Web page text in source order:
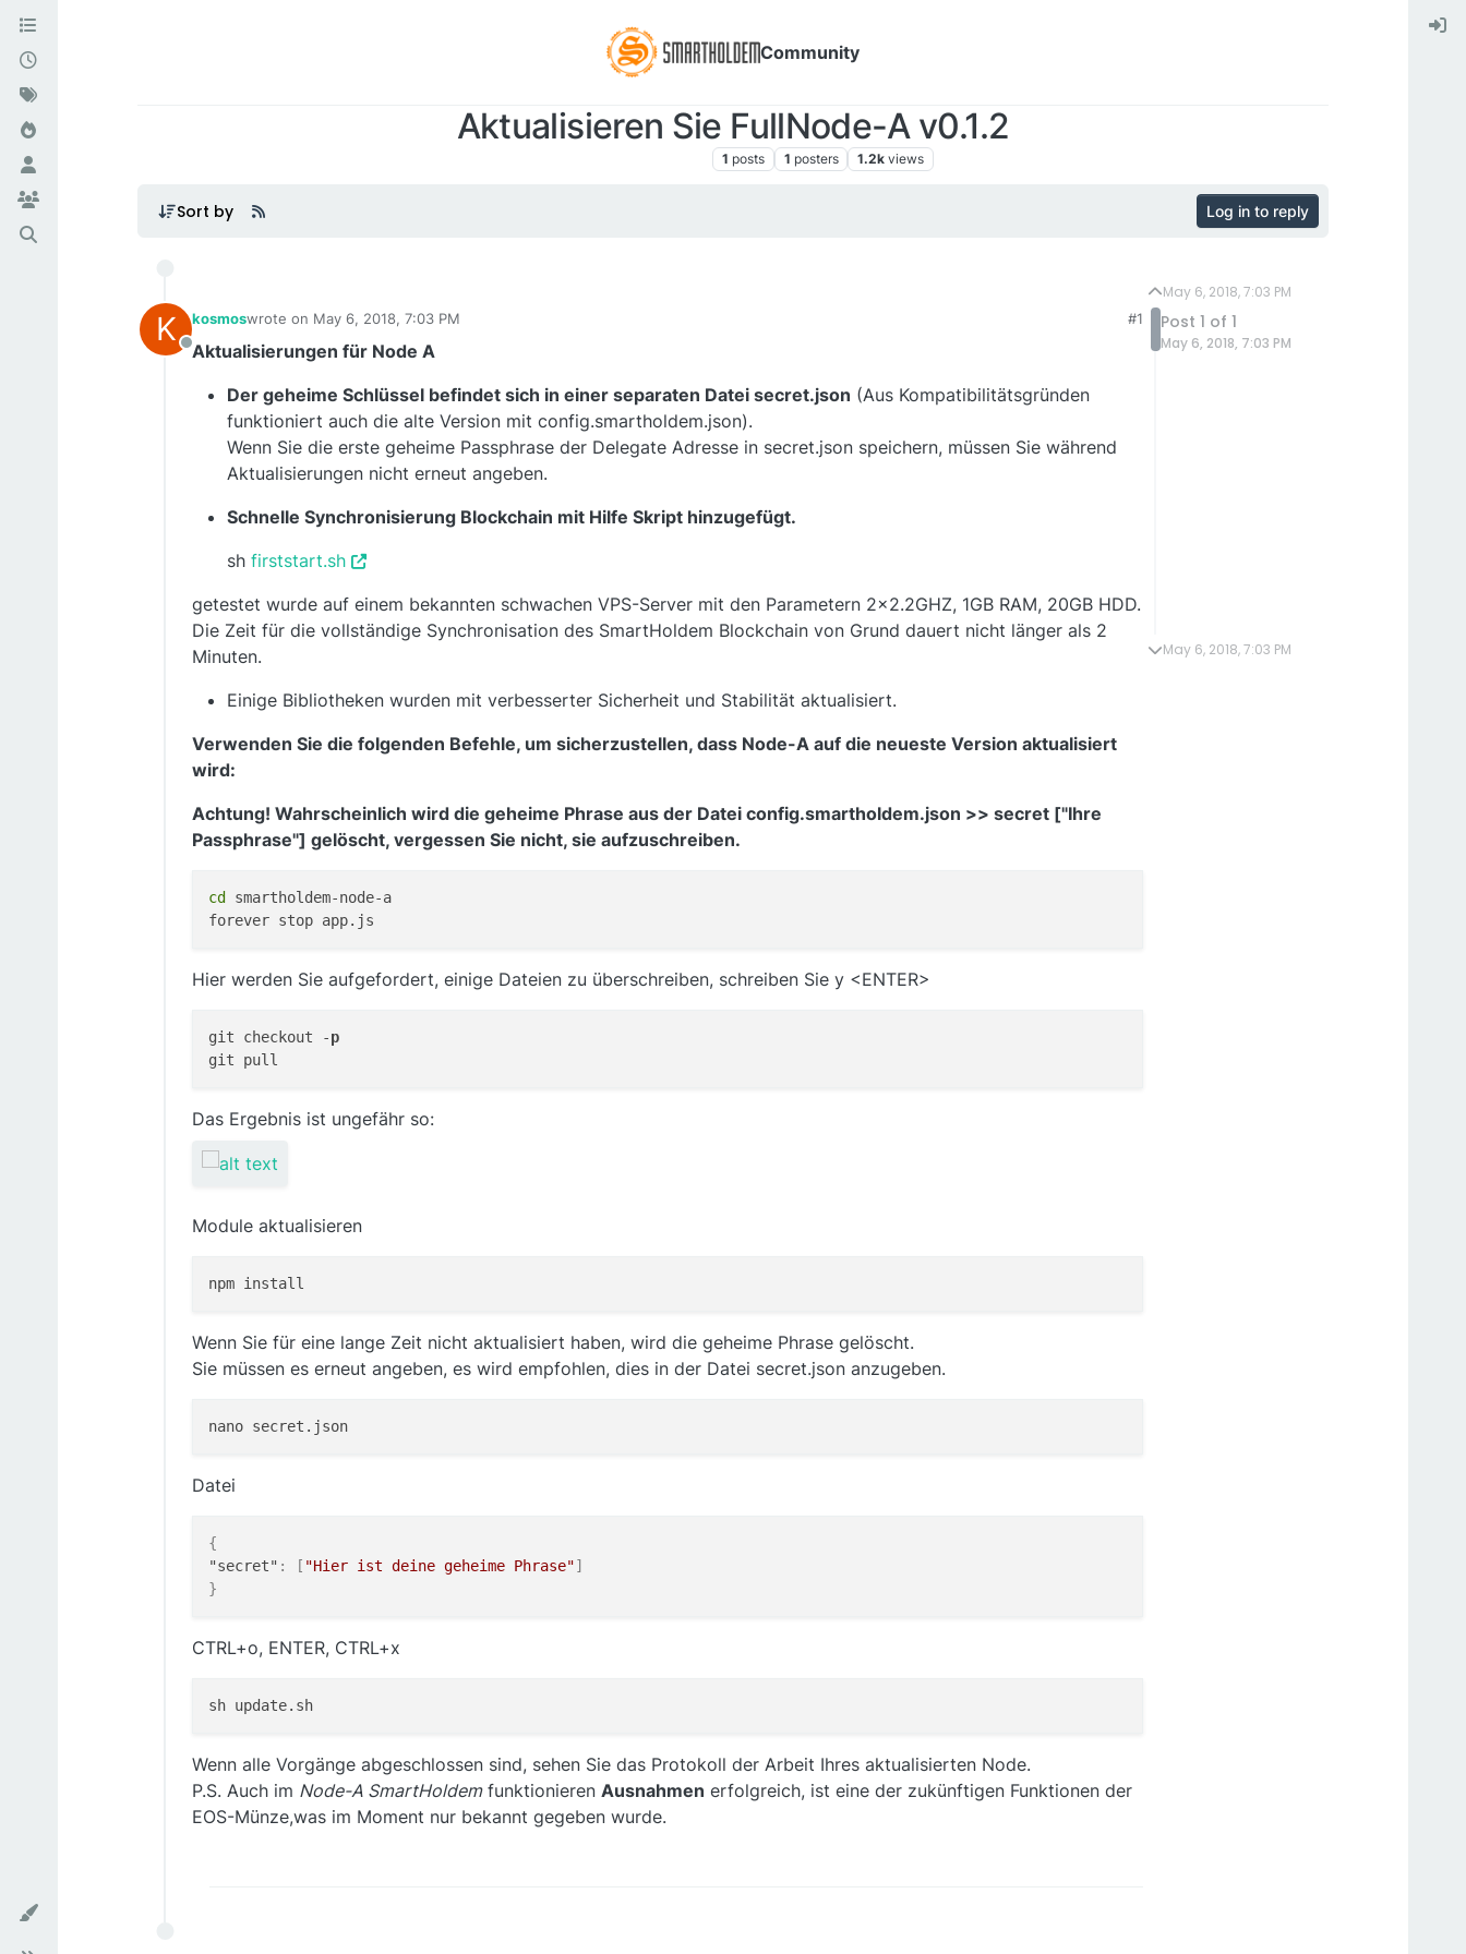
Community
Aktualisieren Sie FullNode-A v0.1.2
1 posts 1 posters 1.2k views
Sort by Log in to reply
K
Offline
kosmoswrote on May 6, 2018, 7:03 PM
last edited by
#1
Aktualisierungen für Node A
Der geheime Schlüssel befindet sich in einer separaten Datei secret.json (Aus Kompatibilitätsgründen
funktioniert auch die alte Version mit config.smartholdem.json).
Wenn Sie die erste geheime Passphrase der Delegate Adresse in secret.json speichern, müssen Sie während
Aktualisierungen nicht erneut angeben.
Schnelle Synchronisierung Blockchain mit Hilfe Skript hinzugefügt.
sh firststart.sh
getestet wurde auf einem bekannten schwachen VPS-Server mit den Parametern 2x2.2GHZ, 1GB RAM, 20GB HDD.
Die Zeit für die vollständige Synchronisation des SmartHoldem Blockchain von Grund dauert nicht länger als 2
Minuten.
Einige Bibliotheken wurden mit verbesserter Sicherheit und Stabilität aktualisiert.
Verwenden Sie die folgenden Befehle, um sicherzustellen, dass Node-A auf die neueste Version aktualisiert
wird:
Achtung! Wahrscheinlich wird die geheime Phrase aus der Datei config.smartholdem.json >> secret ["Ihre
Passphrase"] gelöscht, vergessen Sie nicht, sie aufzuschreiben.
cd
smartholdem-node-a
Hier werden Sie aufgefordert, einige Dateien zu überschreiben, schreiben Sie y <ENTER>
git checkout -p
Das Ergebnis ist ungefähr so:
Module aktualisieren
Wenn Sie für eine lange Zeit nicht aktualisiert haben, wird die geheime Phrase gelöscht.
Sie müssen es erneut angeben, es wird empfohlen, dies in der Datei secret.json anzugeben.
Datei
{
"secret" : [ "Hier ist deine geheime Phrase"]
}
CTRL+o, ENTER, CTRL+x
Wenn alle Vorgänge abgeschlossen sind, sehen Sie das Protokoll der Arbeit Ihres aktualisierten Node.
P.S. Auch im Node-A SmartHoldemfunktionieren Ausnahmen erfolgreich, ist eine der zukünftigen Funktionen der
EOS-Münze,was im Moment nur bekannt gegeben wurde.
May 6, 2018, 7:03 PM
Post 1 of 1
May 6, 2018, 7:03 PM
May 6, 2018, 7:03 PM